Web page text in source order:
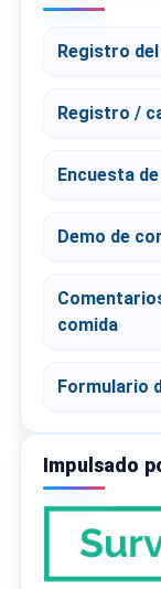
Registro
Registro /
Encuesta
Demo de
comida
Formulario
Impulsado